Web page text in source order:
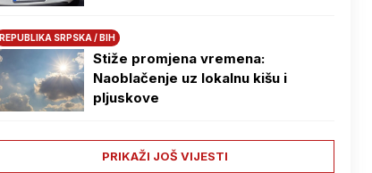
REPUBLIKA SRPSKA / BIH
Stiže promjena vremena:
Naoblačenje uz lokalnu kišu i
pljuskove
PRIKAŽI JOŠ VIJESTI